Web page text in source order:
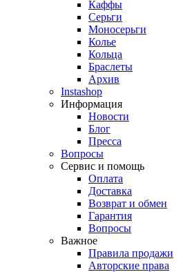
Каффы
Серьги
Моносерьги
Колье
Кольца
Браслеты
Архив
Instashop
Информация
Новости
Блог
Пресса
Вопросы
Сервис и помощь
Оплата
Доставка
Возврат и обмен
Гарантия
Вопросы
Важное
Правила продажи
Авторские права